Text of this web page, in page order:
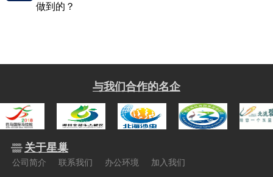
做到的？
与我们合作的名企
关于星巢
公司简介 联系我们 办公环境 加入我们